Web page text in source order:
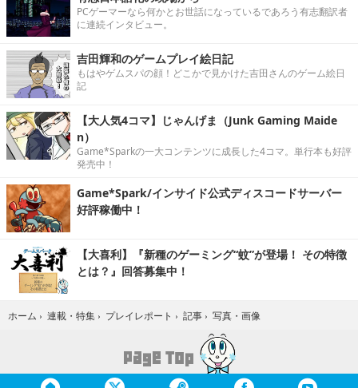
PCゲーマーなら何かとお世話になっているであろう有志翻訳者
に連続インタビュー。
吉田輝和のゲームプレイ絵日記
もはやゲムスパの顔！どこかで見かけた吉田さんのゲーム絵日
記
【大人気4コマ】じゃんげま（Junk Gaming Maide
n）
Game*Sparkの一大コンテンツに成長した4コマ。単行本も好評
発売中！
Game*Spark/インサイド公式ディスコードサーバー
好評稼働中！
【大喜利】『新種のゲーミング“蚊”が登場！ その特徴
とは？』回答募集中！
ホーム › 連載・特集 › プレイレポート › 記事 › 写真・画像